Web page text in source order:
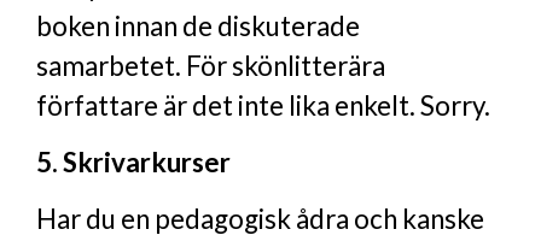
boken innan de diskuterade
samarbetet. För skönlitterära
författare är det inte lika enkelt. Sorry.
5. Skrivarkurser
Har du en pedagogisk ådra och kanske